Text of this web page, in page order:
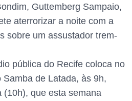
Guttemberg Sampaio,
aterrorizar a noite com a
sobre um assustador trem-
pública do Recife coloca no
de Latada, às 9h,
(10h), que esta semana